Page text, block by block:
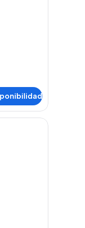
de centro de vidrio y un
una cama grande, un